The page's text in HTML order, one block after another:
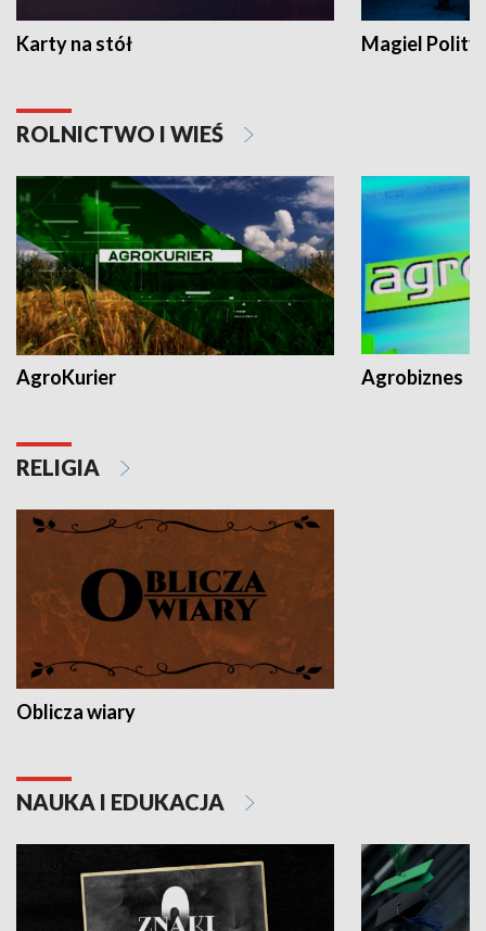
Karty na stół Magiel
ROLNICTWO I WIEŚ
AgroKurier Agrobiznes
RELIGIA
Oblicza wiary
NAUKA I EDUKACJA